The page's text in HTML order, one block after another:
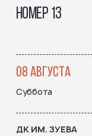
НОМЕР 13
08 АВГУСТА
Суббота
ДК ИМ. ЗУЕВА